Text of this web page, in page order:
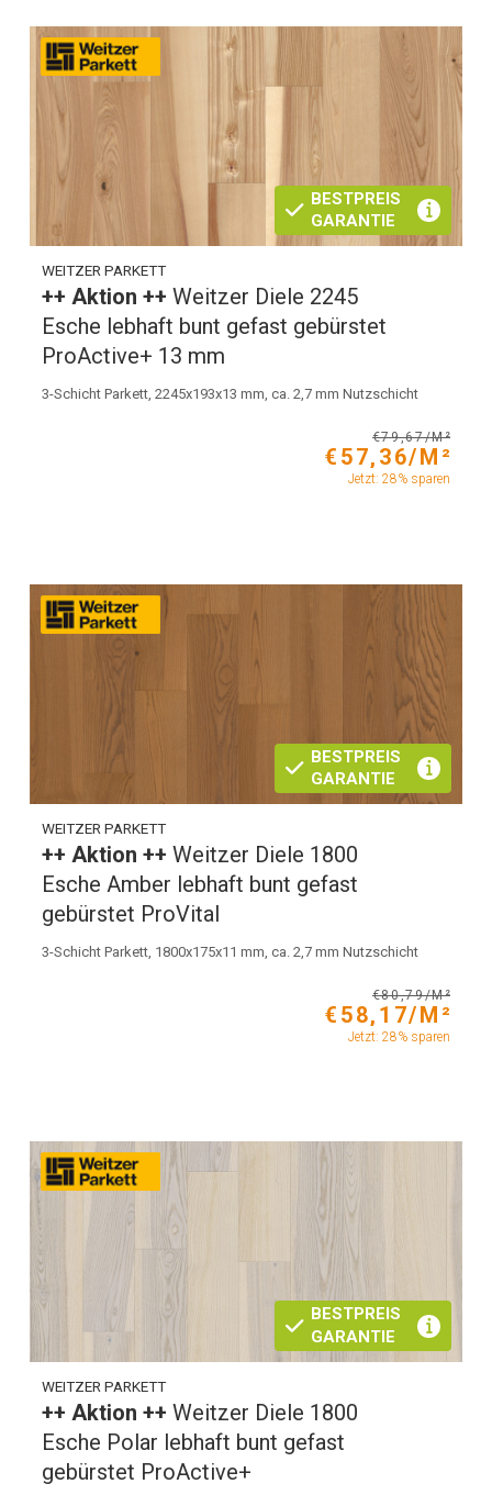
BESTPREIS
GARANTIE
WEITZER PARKETT
++ Aktion ++Weitzer Diele 2245
Esche lebhaft bunt gefast gebürstet
ProActive+ 13 mm
3-Schicht Parkett, 2245x193x13 mm, ca. 2,7 mm Nutzschicht
€79,67/M²
€57,36/M²
Jetzt: 28% sparen
BESTPREIS
GARANTIE
WEITZER PARKETT
++ Aktion ++Weitzer Diele 1800
Esche Amber lebhaft bunt gefast
gebürstet ProVital
3-Schicht Parkett, 1800x175x11 mm, ca. 2,7 mm Nutzschicht
€80,79/M²
€58,17/M²
Jetzt: 28% sparen
BESTPREIS
GARANTIE
WEITZER PARKETT
++ Aktion ++Weitzer Diele 1800
Esche Polar lebhaft bunt gefast
gebürstet ProActive+